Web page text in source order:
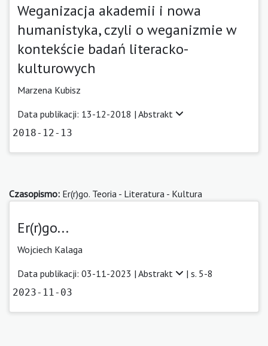
Weganizacja akademii i nowa
humanistyka, czyli o weganizmie w
kontekście badań literacko-
kulturowych
Marzena Kubisz
Data publikacji: 13-12-2018 | Abstrakt
2018-12-13
Czasopismo: Er(r)go. Teoria - Literatura - Kultura
Er(r)go...
Wojciech Kalaga
Data publikacji: 03-11-2023 | Abstrakt | s. 5-8
2023-11-03